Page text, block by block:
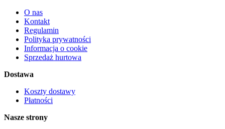
O nas
Kontakt
Regulamin
Polityka prywatności
Informacja o cookie
Sprzedaż hurtowa
Dostawa
Koszty dostawy
Płatności
Nasze strony